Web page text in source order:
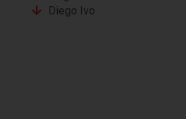
Diego Ivo